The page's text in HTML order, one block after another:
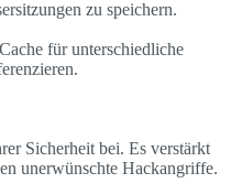
zu speichern.
für unterschiedliche
Sicherheit bei. Es verstärkt
unerwünschte Hackangriffe.